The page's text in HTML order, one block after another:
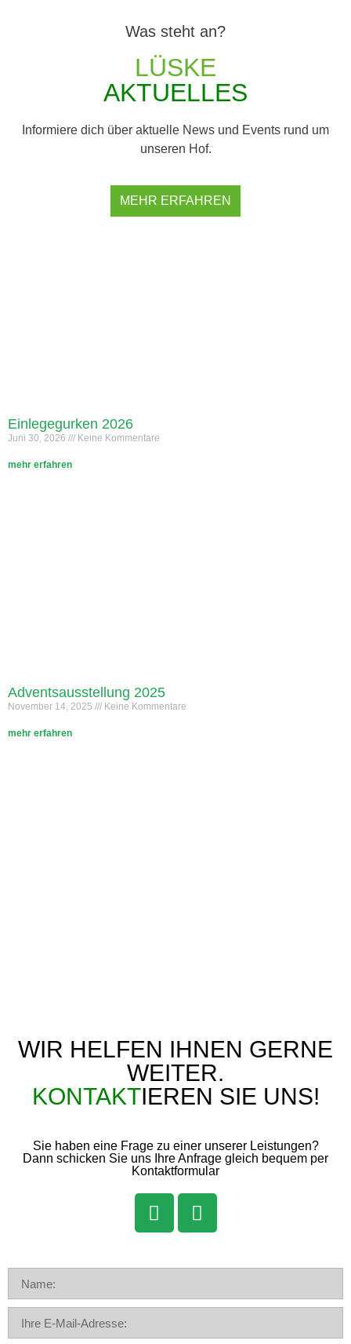
Was steht an?
LÜSKE
AKTUELLES
Informiere dich über aktuelle News und Events rund um
unseren Hof.
MEHR ERFAHREN
Einlegegurken 2026
Juni 30, 2026 Keine Kommentare
mehr erfahren
Adventsausstellung 2025
November 14, 2025 Keine Kommentare
mehr erfahren
WIR HELFEN IHNEN GERNE
WEITER.
KONTAKTIEREN SIE UNS!
Sie haben eine Frage zu einer unserer Leistungen?
Dann schicken Sie uns Ihre Anfrage gleich bequem per
Kontaktformular